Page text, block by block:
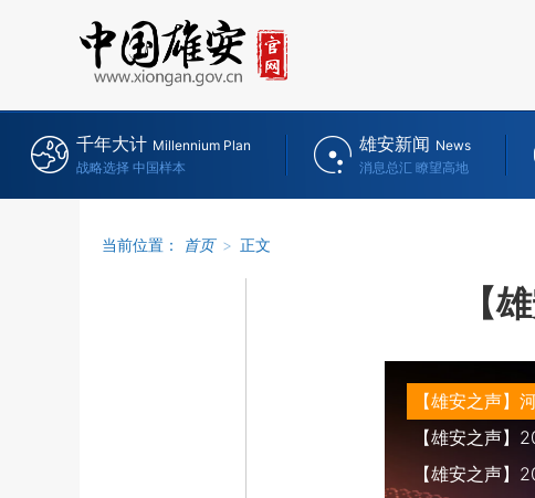
千年大计 Millennium Plan
战略选择 中国样本
雄安新闻 News
消息总汇 瞭望高地
当前位置： 首页 > 正文
【
【雄安之声】
【雄安之声】
【雄安之声】